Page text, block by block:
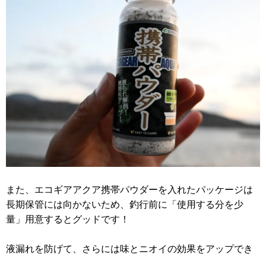
また、エコギアアクア携帯パウダーを入れたパッケージは
長期保管には向かないため、釣行前に「使用する分を少
量」用意するとグッドです！
液漏れを防げて、さらには味とニオイの効果をアップでき